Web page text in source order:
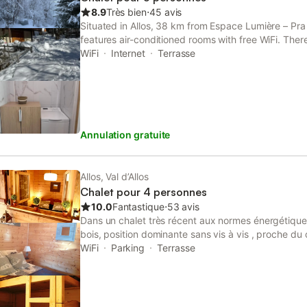
6personnes (plancha, appareil à raclette, fondue,
disposition). Le poêle à bois se situe au centre de
salle à manger. Vous pourrez profitez de la
magnifique vue à 180° sur les montagnes et les
8.9Très bien⋅45 avis
Situated in Allos, 38 km from Espace Lumière –
features air-conditioned rooms with free WiFi.
apartment for the convenience of those who stay.
WiFi Internet Terrasse
Annulation gratuite
Allos, Val d’Allos
Chalet pour 4 personnes
10.0Fantastique⋅53 avis
Dans un chalet très récent aux normes
bois, position dominante sans vis à vis , proche du
Allos village mais préservant le calme et l’intimité .
WiFi Parking Terrasse